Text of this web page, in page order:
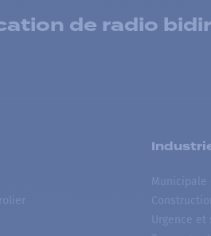
de radio
Municipale
Construction
Urgence et